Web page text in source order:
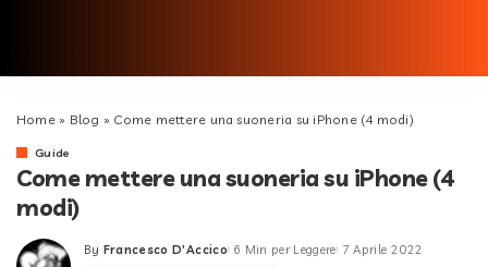
Home» Blog » Come mettere una suoneria su iPhone (4 modi)
Guide
Come mettere una suoneria su iPhone (4
modi)
Posted
By Francesco D'Accico 6 Min per Leggere 7 Aprile 2022